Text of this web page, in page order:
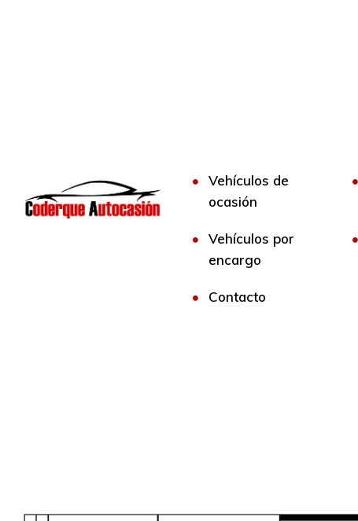
Vehículos de
ocasión
Vehículos por
encargo
Contacto